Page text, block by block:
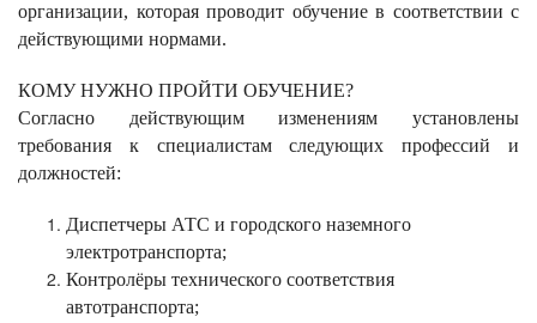
организации, которая проводит обучение в соответствии с
действующими нормами.
КОМУ НУЖНО ПРОЙТИ ОБУЧЕНИЕ?
Согласно действующим изменениям установлены
требования к специалистам следующих профессий и
должностей:
Диспетчеры АТС и городского наземного
электротранспорта;
Контролёры технического соответствия
автотранспорта;